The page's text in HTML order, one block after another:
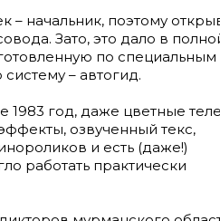
– начальник, поэтому
Зато, это дало в
по специальным
– автогид.
1983 год, даже цветные
озвученный текс,
и есть (даже!)
работать практически